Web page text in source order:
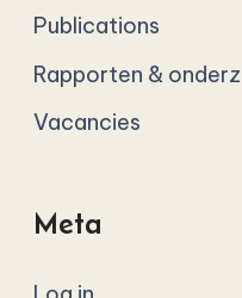
Publications
Rapporten &
Vacancies
Meta